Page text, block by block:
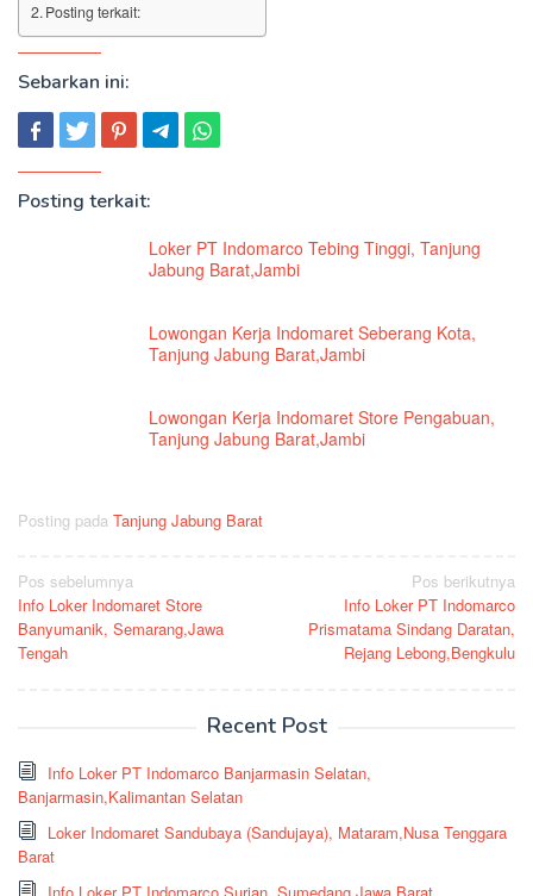
Posting terkait:
Sebarkan ini:
Posting terkait:
Loker PT Indomarco Tebing Tinggi, Tanjung
Jabung Barat,Jambi
Lowongan Kerja Indomaret Seberang Kota,
Tanjung Jabung Barat,Jambi
Lowongan Kerja Indomaret Store Pengabuan,
Tanjung Jabung Barat,Jambi
Posting pada Tanjung Jabung Barat
Navigasi
pos
Pos sebelumnya
Info Loker Indomaret Store
Banyumanik, Semarang,Jawa
Tengah
Pos berikutnya
Info Loker PT Indomarco
Prismatama Sindang Daratan,
Rejang Lebong,Bengkulu
Recent Post
Info Loker PT Indomarco Banjarmasin Selatan,
Banjarmasin,Kalimantan Selatan
Loker Indomaret Sandubaya (Sandujaya), Mataram,Nusa Tenggara
Barat